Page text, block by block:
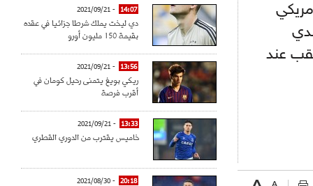
عند
14:07
- 2021/09/21
دي ليخت يملك شرطا جزائيا في عقده
بقيمة 150 مليون أورو
13:56
- 2021/09/21
ريكي بويغ يتمنى رحيل كومان في
أقرب فرصة
13:33
- 2021/09/21
خاميس يقترب من الدوري القطري
20:18
- 2021/08/30